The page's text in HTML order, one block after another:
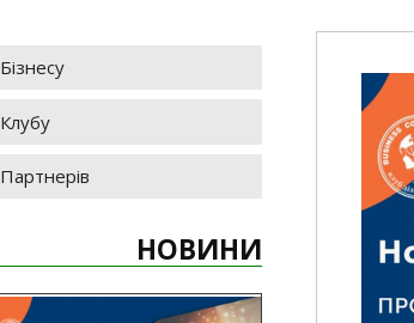
Бізнесу
Клубу
Партнерів
НОВИНИ